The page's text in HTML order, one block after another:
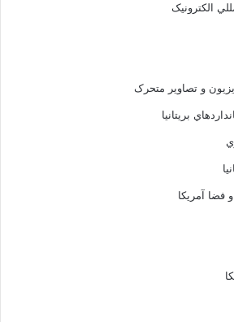
الکترونيک
و تصاوير متحرک
بريتانيا
فضا آمريکا